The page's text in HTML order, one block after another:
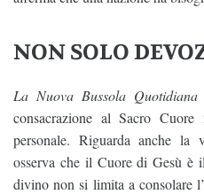
NON SOLO
La Nuova Bussola Quotidiana
consacrazione al Sacro
personale. Riguarda anche la
osserva che il Cuore di Gesù è
divino non si limita a consolare